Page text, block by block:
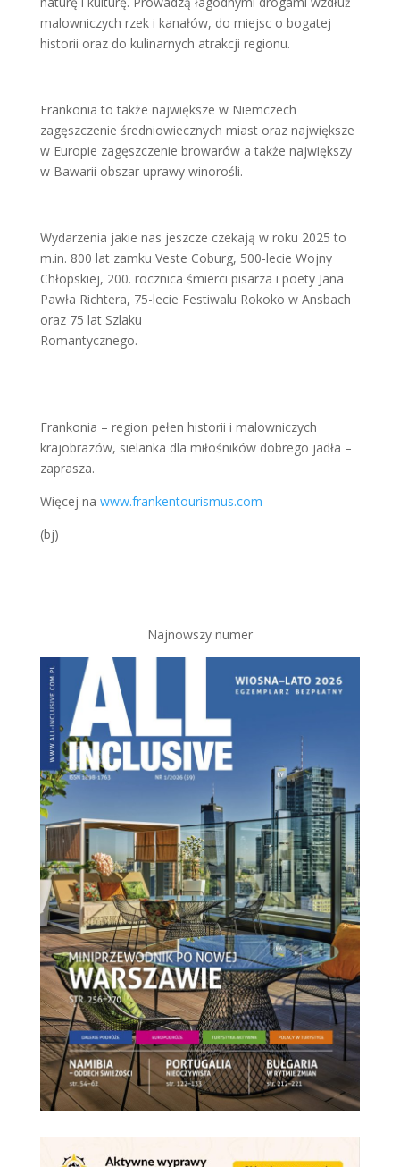
malowniczych rzek i kanałów, do miejsc o bogatej
historii oraz do kulinarnych atrakcji regionu.
Frankonia to także największe w Niemczech
zagęszczenie średniowiecznych miast oraz największe
w Europie zagęszczenie browarów a także największy
w Bawarii obszar uprawy winorośli.
Wydarzenia jakie nas jeszcze czekają w roku 2025 to
m.in. 800 lat zamku Veste Coburg, 500-lecie Wojny
Chłopskiej, 200. rocznica śmierci pisarza i poety Jana
Pawła Richtera, 75-lecie Festiwalu Rokoko w Ansbach
oraz 75 lat Szlaku
Romantycznego.
Frankonia – region pełen historii i malowniczych
krajobrazów, sielanka dla miłośników dobrego jadła –
zaprasza.
Więcej na www.frankentourismus.com
(bj)
Najnowszy numer